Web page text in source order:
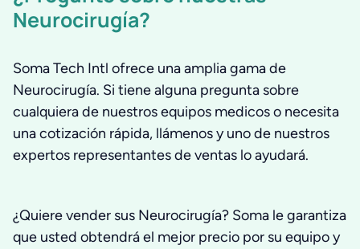
Neurocirugía?
Soma Tech Intl ofrece una amplia gama de
Neurocirugía. Si tiene alguna pregunta sobre
cualquiera de nuestros equipos medicos o necesita
una cotización rápida, llámenos y uno de nuestros
expertos representantes de ventas lo ayudará.
¿Quiere vender sus Neurocirugía? Soma le garantiza
que usted obtendrá el mejor precio por su equipo y